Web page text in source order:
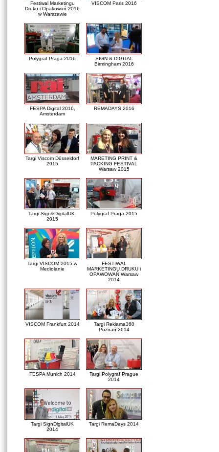
Festiwal Marketingu
Druku i Opakowań 2016
w Warszawie
VISCOM Paris 2016
Polygraf Praga 2016
SIGN & DIGITAL
Birmingham 2016
FESPA Digital 2016,
Amsterdam
REMADAYS 2016
Targi Viscom Düsseldorf
2015
MARETING PRINT &
PACKING FESTIVAL
Warsaw 2015
Targi-Sign&DigitalUK-
2015
Polygraf Praga 2015
Targi VISCOM 2015 w
Mediolanie
FESTIWAL
MARKETINGU DRUKU i
OPAWOWAŃ Warsaw
2014
VISCOM Frankfurt 2014
Targi Reklama360
Poznań 2014
FESPA Munich 2014
Targi Polygraf Prague
2014
Targi SignDigitalUK
2014
Targi RemaDays 2014